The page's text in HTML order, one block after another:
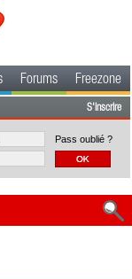
Forums Freezone
S'inscrire
Pass oublié ?